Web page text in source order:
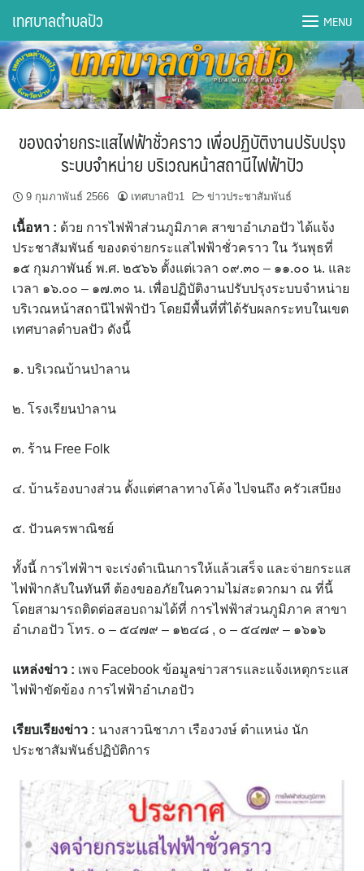
content
DWQA Ask Question
DWQA Questions
กองการศึกษา
กองคลัง
กองช่าง
กองยุทธศาสตร์และงบประมาณ
กองสาธารณสุขฯ
การเปิดเผยข้อมูลข่าวสารปี 2566 integrity transparency
assessment ITA2023
ข้อกำหนดการใช้งาน
ข้อมูลประชากร
ข้อมูลพื้นฐานของศูนย์บริการนักท่องเที่ยว เทศบาลตำบลปัว
ขั้นตอนการขอรับบริการ
งบแสดงฐานะการคลัง
งบแสดงฐานะการเงิน เทศบาลตำบลปัว ประจำปีงบประมาณ 2561
ติดต่อหน่วยงาน
ที่พัก
Amante Baristro Hotel & Cafe’ @Pua
C View Home
Deply
Go Hight ‘O Village
เทศบาลตำบลปัว MENU
ของดจ่ายกระแสไฟฟ้าชั่วคราว เพื่อปฏิบัติงานปรับปรุง
ระบบจำหน่าย บริเวณหน้าสถานีไฟฟ้าปัว
9 กุมภาพันธ์ 2566 เทศบาลปัว1 ข่าวประชาสัมพันธ์
เนื้อหา : ด้วย การไฟฟ้าส่วนภูมิภาค สาขาอำเภอปัว ได้แจ้ง
ประชาสัมพันธ์ ของดจ่ายกระแสไฟฟ้าชั่วคราว ใน วันพุธที่
๑๕ กุมภาพันธ์ พ.ศ. ๒๕๖๖ ตั้งแต่เวลา ๐๙.๓๐ – ๑๑.๐๐ น. และ
เวลา ๑๖.๐๐ – ๑๗.๓๐ น. เพื่อปฏิบัติงานปรับปรุงระบบจำหน่าย
บริเวณหน้าสถานีไฟฟ้าปัว โดยมีพื้นที่ที่ได้รับผลกระทบในเขต
เทศบาลตำบลปัว ดังนี้
๑. บริเวณบ้านป่าลาน
๒. โรงเรียนป่าลาน
๓. ร้าน Free Folk
๔. บ้านร้องบางส่วน ตั้งแต่ศาลาทางโค้ง ไปจนถึง ครัวเสบียง
๕. ปัวนครพาณิชย์
ทั้งนี้ การไฟฟ้าฯ จะเร่งดำเนินการให้แล้วเสร็จ และจ่ายกระแส
ไฟฟ้ากลับในทันที ต้องขออภัยในความไม่สะดวกมา ณ ที่นี้
โดยสามารถติดต่อสอบถามได้ที่ การไฟฟ้าส่วนภูมิภาค สาขา
อำเภอปัว โทร. ๐ – ๕๔๗๙ – ๑๒๔๘ , ๐ – ๕๔๗๙ – ๑๖๑๖
แหล่งข่าว : เพจ Facebook ข้อมูลข่าวสารและแจ้งเหตุกระแส
ไฟฟ้าขัดข้อง การไฟฟ้าอำเภอปัว
เรียบเรียงข่าว : นางสาวนิชาภา เรืองวงษ์ ตำแหน่ง นัก
ประชาสัมพันธ์ปฏิบัติการ